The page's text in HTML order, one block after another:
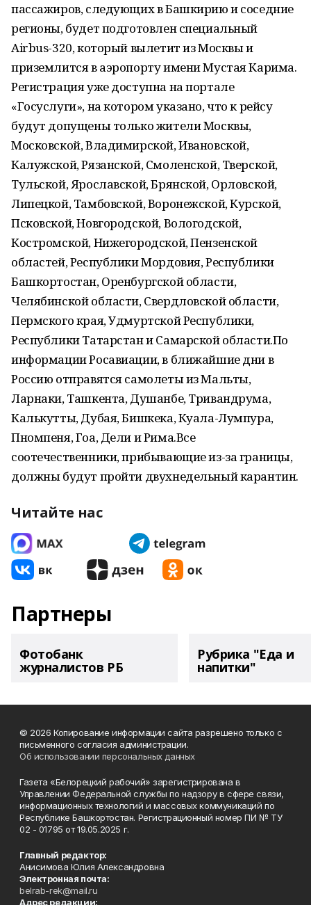
пассажиров, следующих в Башкирию и соседние
регионы, будет подготовлен специальный
Airbus-320, который вылетит из Москвы и
приземлится в аэропорту имени Мустая Карима.
Регистрация уже доступна на портале
«Госуслуги», на котором указано, что к рейсу
будут допущены только жители Москвы,
Московской, Владимирской, Ивановской,
Калужской, Рязанской, Смоленской, Тверской,
Тульской, Ярославской, Брянской, Орловской,
Липецкой, Тамбовской, Воронежской, Курской,
Псковской, Новгородской, Вологодской,
Костромской, Нижегородской, Пензенской
областей, Республики Мордовия, Республики
Башкортостан, Оренбургской области,
Челябинской области, Свердловской области,
Пермского края, Удмуртской Республики,
Республики Татарстан и Самарской области.По
информации Росавиации, в ближайшие дни в
Россию отправятся самолеты из Мальты,
Ларнаки, Ташкента, Душанбе, Тривандрума,
Калькутты, Дубая, Бишкека, Куала-Лумпура,
Пномпеня, Гоа, Дели и Рима.Все
соотечественники, прибывающие из-за границы,
должны будут пройти двухнедельный карантин.
Читайте нас
Партнеры
Фотобанк
журналистов РБ
Рубрика "Еда и
напитки"
© 2026 Копирование информации сайта разрешено только с
письменного согласия администрации.
Об использовании персональных данных
Газета «Белорецкий рабочий» зарегистрирована в
Управлении Федеральной службы по надзору в сфере связи,
информационных технологий и массовых коммуникаций по
Республике Башкортостан. Регистрационный номер ПИ № ТУ
02 - 01795 от 19.05.2025 г.
Главный редактор:
Анисимова Юлия Александровна
Электронная почта:
belrab-rek@mail.ru
Адрес редакции: